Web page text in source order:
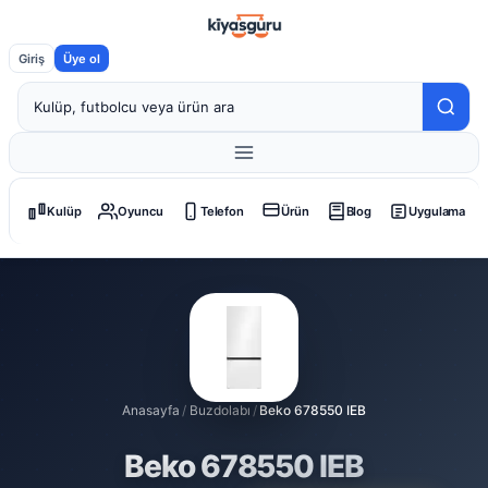
Giriş Üye ol
Kulüp Oyuncu Telefon Ürün Blog Uygulama
Anasayfa / Buzdolabı / Beko 678550 IEB
Beko 678550 IEB